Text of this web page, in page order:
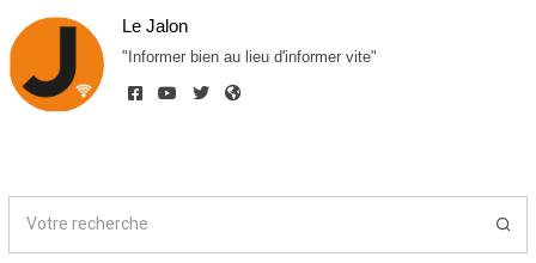
Le Jalon
"Informer bien au lieu d'informer vite"